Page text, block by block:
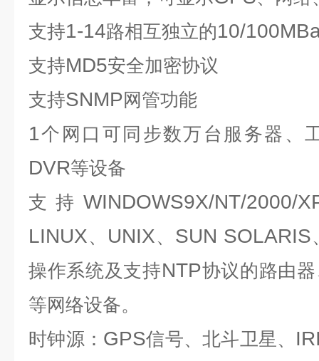
支持1-14路相互独立的10/
支持MD5安全加密协议
支持SNMP网管功能
1个网口可同步数万台服务器、
DVR等设备
支持 WINDOWS9X/NT/2000/
LINUX、 UNIX、 SUN SOLARIS
操作系统及支持NTP协议的路由
等网络设备。
时钟源： GPS信号、北斗卫星、